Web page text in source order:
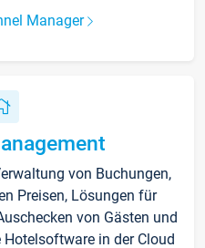
Manager
von Buchungen,
Preisen, Lösungen für
von Gästen und
in der Cloud